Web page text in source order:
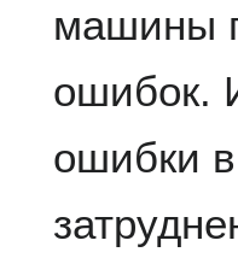
машины
ошибок.
ошибки